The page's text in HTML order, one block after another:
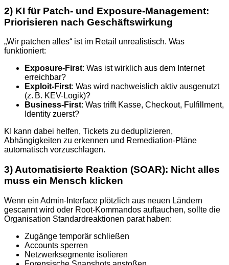
2) KI für Patch- und Exposure-Management:
Priorisieren nach Geschäftswirkung
„Wir patchen alles“ ist im Retail unrealistisch. Was
funktioniert:
Exposure-First: Was ist wirklich aus dem Internet
erreichbar?
Exploit-First: Was wird nachweislich aktiv ausgenutzt
(z. B. KEV-Logik)?
Business-First: Was trifft Kasse, Checkout, Fulfillment,
Identity zuerst?
KI kann dabei helfen, Tickets zu deduplizieren,
Abhängigkeiten zu erkennen und Remediation-Pläne
automatisch vorzuschlagen.
3) Automatisierte Reaktion (SOAR): Nicht alles
muss ein Mensch klicken
Wenn ein Admin-Interface plötzlich aus neuen Ländern
gescannt wird oder Root-Kommandos auftauchen, sollte die
Organisation Standardreaktionen parat haben:
Zugänge temporär schließen
Accounts sperren
Netzwerksegmente isolieren